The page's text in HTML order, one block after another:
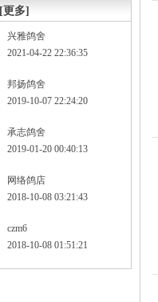
[更多]
兴雅鸽舍
2021-04-22 22:36:35
邦扬鸽舍
2019-10-07 22:24:20
承志鸽舍
2019-01-20 00:40:13
网络鸽店
2018-10-08 03:21:43
czm6
2018-10-08 01:51:21